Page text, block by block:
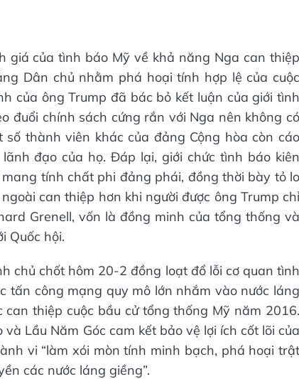
giá của tình báo Mỹ về khả năng Nga can thiệp
Dân chủ nhằm phá hoại tính hợp lệ của cuộc
của ông Trump đã bác bỏ kết luận của giới tình
đuổi chính sách cứng rắn với Nga nên không có
thành viên khác của đảng Cộng hòa còn cáo
đạo của họ. Đáp lại, giới chức tình báo kiên
tính chất phi đảng phái, đồng thời bày tỏ lo
can thiệp hơn khi người được ông Trump chỉ
Grenell, vốn là đồng minh của tổng thống và
Quốc hội.
chủ chốt hôm 20-2 đồng loạt đổ lỗi cơ quan tình
tấn công mạng quy mô lớn nhắm vào nước láng
thiệp cuộc bầu cử tổng thống Mỹ năm 2016.
Lầu Năm Góc cam kết bảo vệ lợi ích cốt lõi của
vi “làm xói mòn tính minh bạch, phá hoại trật
các nước láng giềng”.